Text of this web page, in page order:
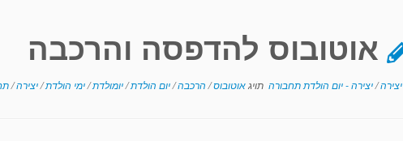
אוטובוס להדפסה והרכבה
יצירה/יצירה - יום הולדת תחבורה תויגאוטובוס/ הרכבה/יום הולדת/יומולדת/ימי הולדת/יצירה/